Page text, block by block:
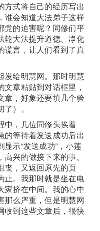
方式将自己的经历写出
谁会知道大法弟子这样
党的迫害呢？同修们平
轮大法提升道德、净化
谎言，让人们看到了真
发给明慧网。那时明慧
章粘贴到对话框里，
章，好象还要填几个验
）。
中，几位同修头挨着
的等待着发送成功后出
示“发送成功”，小莲
兴的做接下来的事。
丧，又返回原先的页
止。我那时就是坐在电
家挤在中间。我的心中
那么严重，但是明慧网
收到这些文章后，很快